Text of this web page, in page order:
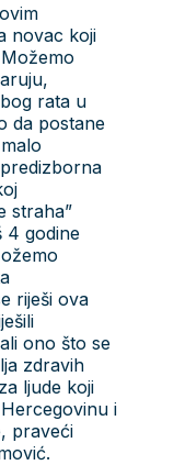
novac koji
rata u
da postane
straha”
4 godine
riješi ova
ono što se
zdravih
ljude koji
i
praveći